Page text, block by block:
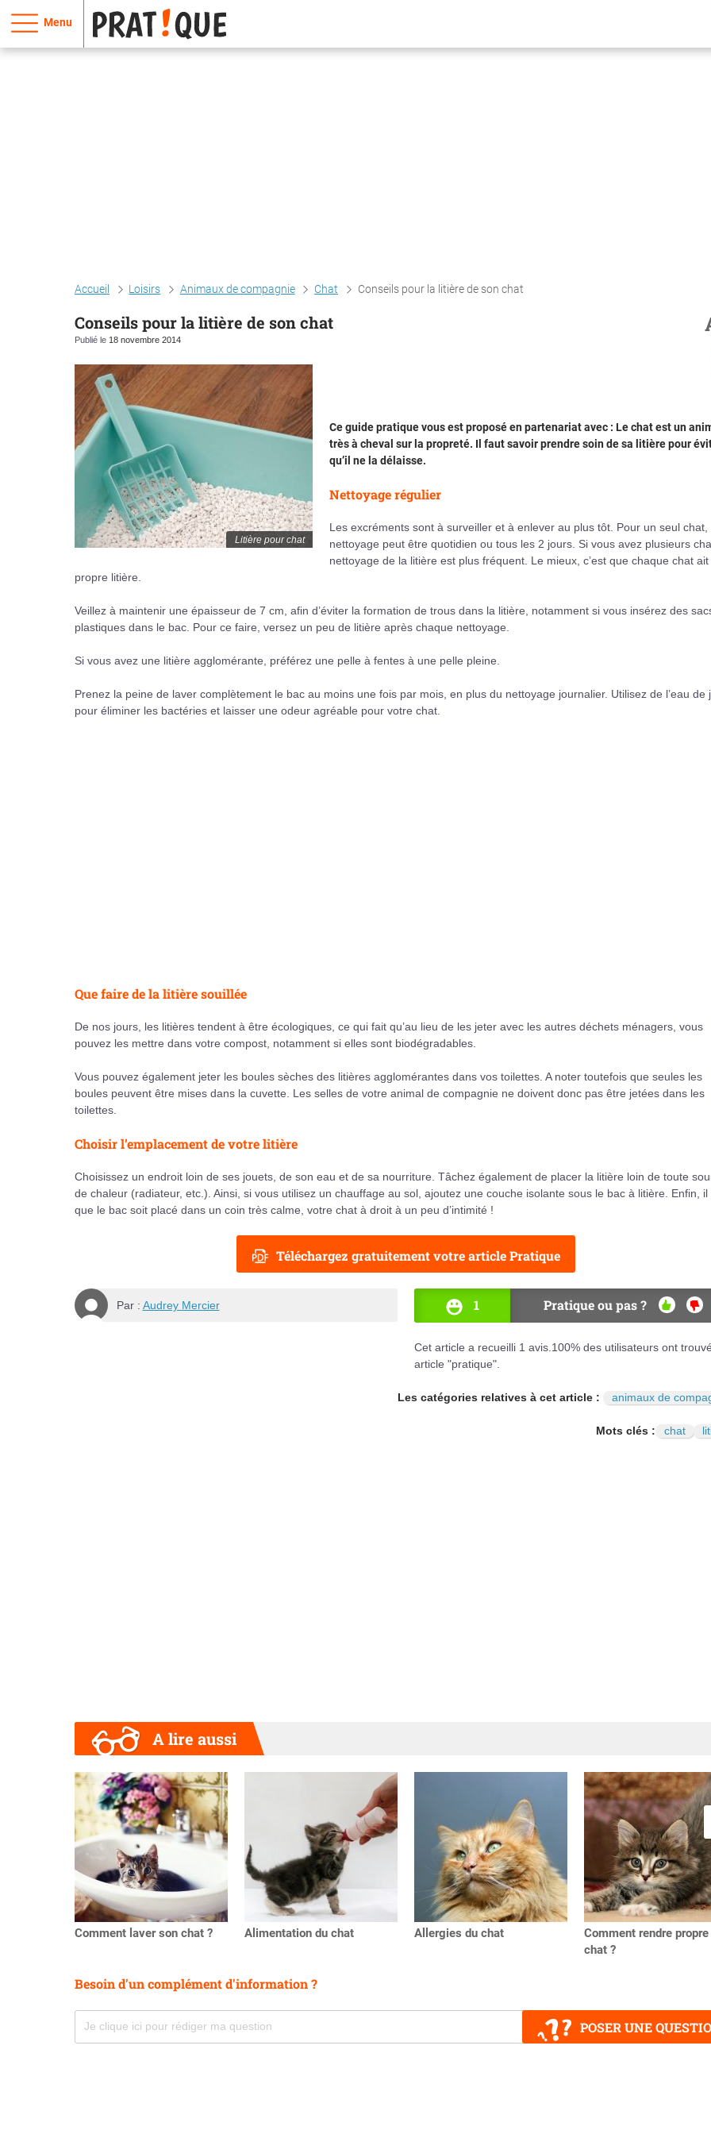
Menu
Accueil Loisirs Animaux de compagnie Chat Conseils pour la litière de son chat
Conseils pour la litière de son chat
Publié le 18 novembre 2014
Litière pour chat
Ce guide pratique vous est proposé en partenariat avec : Le chat est un
très à cheval sur la propreté. Il faut savoir prendre soin de sa litière pour
qu’il ne la délaisse.
Nettoyage régulier
Les excréments sont à surveiller et à enlever au plus tôt. Pour un seul chat,
nettoyage peut être quotidien ou tous les 2 jours. Si vous avez plusieurs
nettoyage de la litière est plus fréquent. Le mieux, c’est que chaque chat ait
propre litière.
Veillez à maintenir une épaisseur de 7 cm, afin d’éviter la formation de trous dans la litière, notamment si vous insérez des
plastiques dans le bac. Pour ce faire, versez un peu de litière après chaque nettoyage.
Si vous avez une litière agglomérante, préférez une pelle à fentes à une pelle pleine.
Prenez la peine de laver complètement le bac au moins une fois par mois, en plus du nettoyage journalier. Utilisez de l’eau de
pour éliminer les bactéries et laisser une odeur agréable pour votre chat.
Que faire de la litière souillée
De nos jours, les litières tendent à être écologiques, ce qui fait qu’au lieu de les jeter avec les autres déchets ménagers, vous
pouvez les mettre dans votre compost, notamment si elles sont biodégradables.
Vous pouvez également jeter les boules sèches des litières agglomérantes dans vos toilettes. A noter toutefois que seules les
boules peuvent être mises dans la cuvette. Les selles de votre animal de compagnie ne doivent donc pas être jetées dans les
toilettes.
Choisir l’emplacement de votre litière
Choisissez un endroit loin de ses jouets, de son eau et de sa nourriture. Tâchez également de placer la litière loin de toute
de chaleur (radiateur, etc.). Ainsi, si vous utilisez un chauffage au sol, ajoutez une couche isolante sous le bac à litière. Enfin, il
que le bac soit placé dans un coin très calme, votre chat à droit à un peu d’intimité !
Téléchargez gratuitement votre article Pratique
Par : Audrey Mercier 1 Pratique ou pas ?
OUI NON
Cet article a recueilli 1 avis. 100% des utilisateurs ont
article "pratique".
Les catégories relatives à cet article : animaux de
Mots clés : chat
A lire aussi
Comment laver son chat ? Alimentation du chat Allergies du chat
Comment rendre propre
chat ?
Précédent
Besoin d'un complément d'information ?
POSER UNE